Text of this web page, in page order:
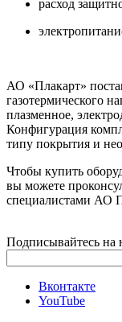
расход
АО «Плакарт»
газотермического
плазменное,
Конфигурация
типу покрытия и
Чтобы купить
вы можете
специалистами АО
Подписывайтесь на
Вконтакте
YouTube